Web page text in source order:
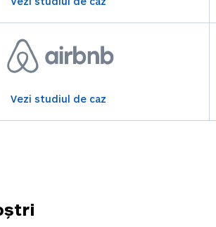
Vezi studiul de caz